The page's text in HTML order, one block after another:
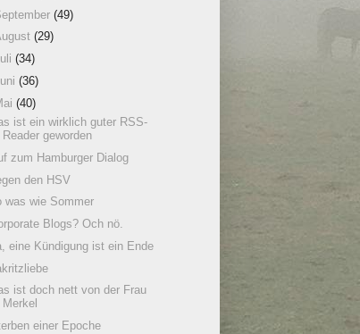
(49)
(29)
(34)
(36)
(40)
ist ein wirklich guter RSS-
Reader geworden
zum Hamburger Dialog
den HSV
was wie Sommer
Blogs? Och nö.
eine Kündigung ist ein Ende
ist doch nett von der Frau
Merkel
einer Epoche